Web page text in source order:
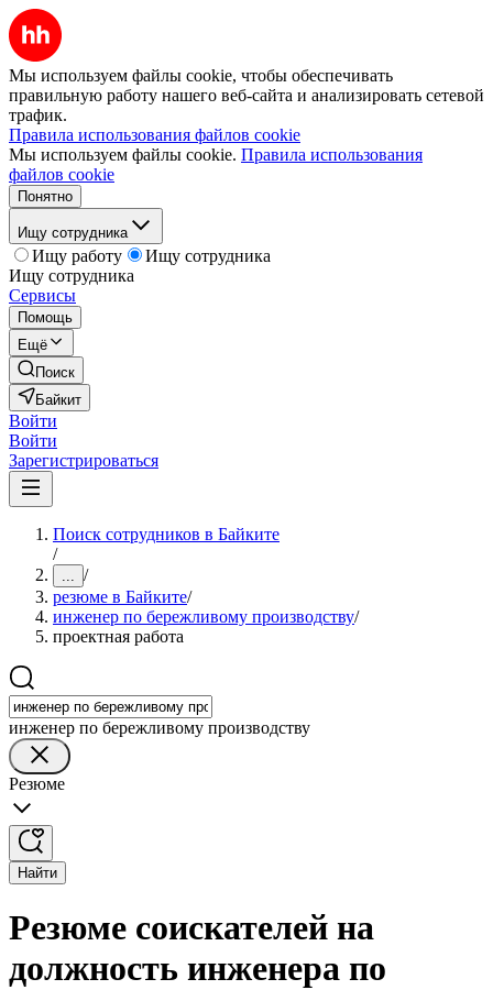
Мы используем файлы cookie, чтобы обеспечивать
правильную работу нашего веб-сайта и анализировать сетевой
трафик.
Правила использования файлов cookie
Мы используем файлы cookie. Правила использования
файлов cookie
Понятно
Ищу сотрудника
Ищу работу
Ищу сотрудника
Ищу сотрудника
Сервисы
Помощь
Ещё
Поиск
Байкит
Войти
Войти
Зарегистрироваться
Поиск сотрудников в Байките
/
... /
резюме в Байките/
инженер по бережливому производству/
проектная работа
инженер по бережливому производству
Резюме
Найти
Резюме соискателей на
должность инженера по